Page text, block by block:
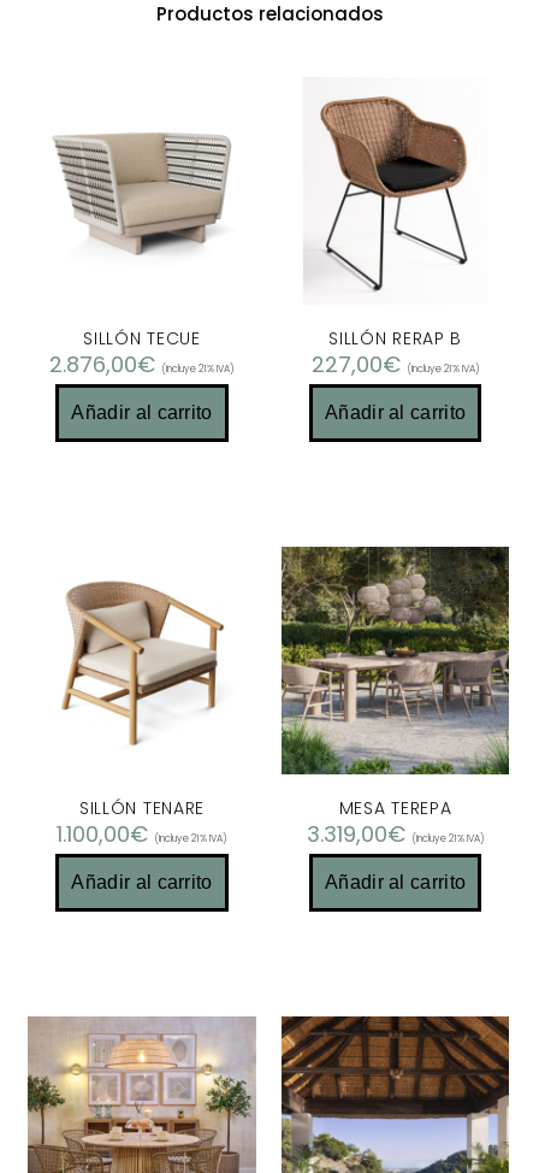
Productos relacionados
SILLÓN TECUE
2.876,00€ (Incluye 21% IVA)
Añadir al carrito
SILLÓN RERAP B
227,00€ (Incluye 21% IVA)
Añadir al carrito
SILLÓN TENARE
1.100,00€ (Incluye 21% IVA)
Añadir al carrito
MESA TEREPA
3.319,00€ (Incluye 21% IVA)
Añadir al carrito